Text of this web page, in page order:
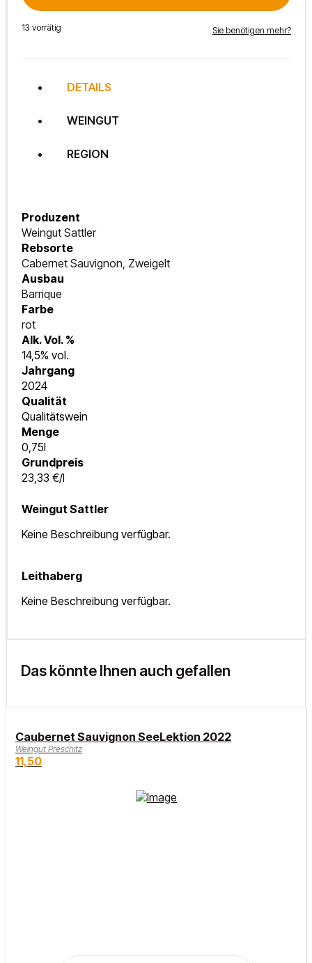
13 vorrätig Sie benötigen mehr?
DETAILS
WEINGUT
REGION
Produzent
Weingut Sattler
Rebsorte
Cabernet Sauvignon, Zweigelt
Ausbau
Barrique
Farbe
rot
Alk. Vol. %
14,5% vol.
Jahrgang
2024
Qualität
Qualitätswein
Menge
0,75l
Grundpreis
23,33 €/l
Weingut Sattler
Keine Beschreibung verfügbar.
Leithaberg
Keine Beschreibung verfügbar.
Das könnte Ihnen auch gefallen
Caubernet Sauvignon SeeLektion 2022
Weingut Preschitz
11,50